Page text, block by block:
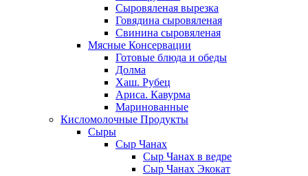
Сыровяленая вырезка
Говядина сыровяленая
Свинина сыровяленая
Мясные Консервации
Готовые блюда и обеды
Долма
Хаш. Рубец
Ариса. Кавурма
Маринованные
Кисломолочные Продукты
Сыры
Сыр Чанах
Сыр Чанах в ведре
Сыр Чанах Экокат